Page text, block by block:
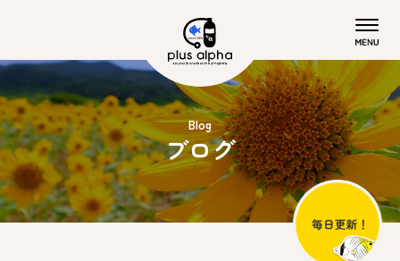
Blog
ブログ